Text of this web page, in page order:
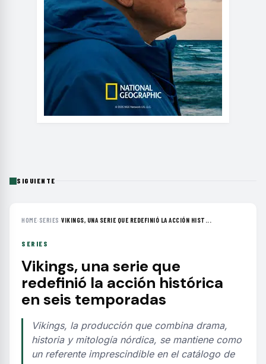
SIGUIENTE
HOME› SERIES ›VIKINGS, UNA SERIE QUE REDEFINIÓ LA ACCIÓN HIST...
SERIES
Vikings, una serie que
redefinió la acción histórica
en seis temporadas
Vikings, la producción que combina drama,
historia y mitología nórdica, se mantiene como
un referente imprescindible en el catálogo de